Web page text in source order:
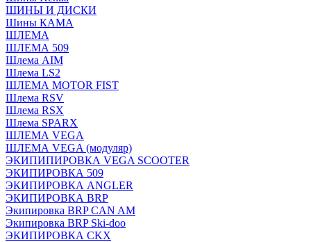
ШИНЫ И ДИСКИ
Шины КАМА
ШЛЕМА
ШЛЕМА 509
Шлема AIM
Шлема LS2
ШЛЕМА MOTOR FIST
Шлема RSV
Шлема RSX
Шлема SPARX
ШЛЕМА VEGA
ШЛЕМА VEGA (модуляр)
ЭКИПИПИРОВКА VEGA SCOOTER
ЭКИПИРОВКА 509
ЭКИПИРОВКА ANGLER
ЭКИПИРОВКА BRP
Экипировка BRP CAN AM
Экипировка BRP Ski-doo
ЭКИПИРОВКА CKX